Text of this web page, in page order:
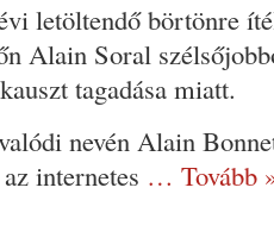
letöltendő börtönre
Alain Soral
tagadása miatt.
nevén Alain
internetes … Tovább